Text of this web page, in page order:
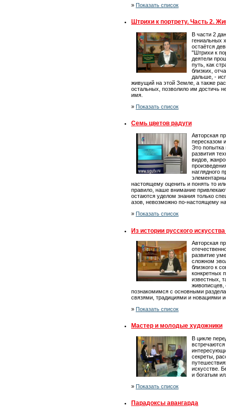
» Показать список
Штрихи к портрету. Часть 2.
В части 2
гениальных
остаётся
"Штрихи к
деятели
путь, как
близких,
дальше, -
живущий на этой Земле, а также
остальных, позволило им достичь
имя.
» Показать список
Семь цветов радуги
Авторская
пересказом
Это попытка
развития
видов,
наглядного
настоящему оценить и понять то
правило, наше внимание
остаются уделом знания только
азов, невозможно по-настоящему
» Показать список
Из истории русского
Авторская
развитие
сложном
близкого к
конкретных
известных,
живописцев,
познакомимся с основными
связями, традициями и новациями
» Показать список
Мастер и молодые художники
В цикле
секреты,
искусстве.
и богатым
» Показать список
Парадоксы авангарда